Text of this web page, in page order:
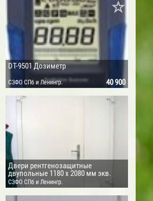
DT-9501 Дозиметр
СЗФО СПб и Ленингр.
40 900
Двери рентгенозащитные
двупольные 1180 х 2080 мм экв.
Pb=2,5 мм
СЗФО СПб и Ленингр.